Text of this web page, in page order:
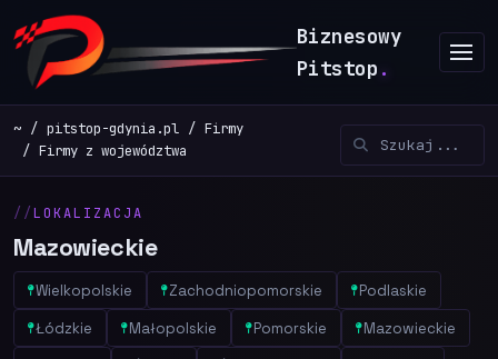
Biznesowy
Pitstop .
~ pitstop-gdynia.pl
Firmy
Firmy z województwa
LOKALIZACJA
Mazowieckie
Wielkopolskie Zachodniopomorskie Podlaskie
Łódzkie Małopolskie Pomorskie Mazowieckie